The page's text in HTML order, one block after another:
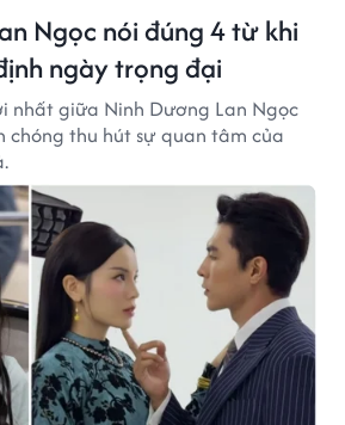
Ngọc nói đúng 4 từ khi
ngày trọng đại
nhất giữa Ninh Dương Lan Ngọc
chóng thu hút sự quan tâm của